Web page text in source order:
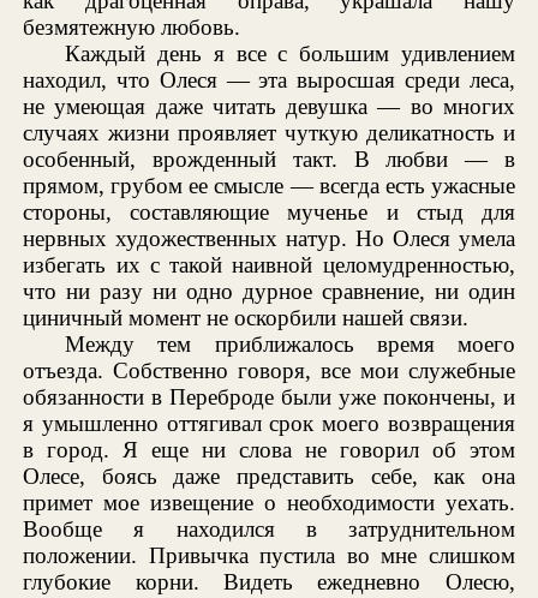
безмятежную любовь.
Каждый день я все с большим удивлением
находил, что Олеся — эта выросшая среди леса,
не умеющая даже читать девушка — во многих
случаях жизни проявляет чуткую деликатность и
особенный, врожденный такт. В любви — в
прямом, грубом ее смысле — всегда есть ужасные
стороны, составляющие мученье и стыд для
нервных художественных натур. Но Олеся умела
избегать их с такой наивной целомудренностью,
что ни разу ни одно дурное сравнение, ни один
циничный момент не оскорбили нашей связи.
Между тем приближалось время моего
отъезда. Собственно говоря, все мои служебные
обязанности в Переброде были уже покончены, и
я умышленно оттягивал срок моего возвращения
в город. Я еще ни слова не говорил об этом
Олесе, боясь даже представить себе, как она
примет мое извещение о необходимости уехать.
Вообще я находился в затруднительном
положении. Привычка пустила во мне слишком
глубокие корни. Видеть ежедневно Олесю,